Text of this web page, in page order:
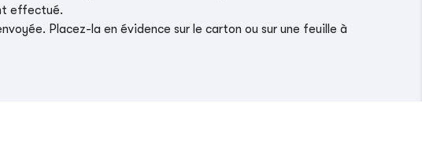
effectué.
Placez-la en évidence sur le carton ou sur une feuille à